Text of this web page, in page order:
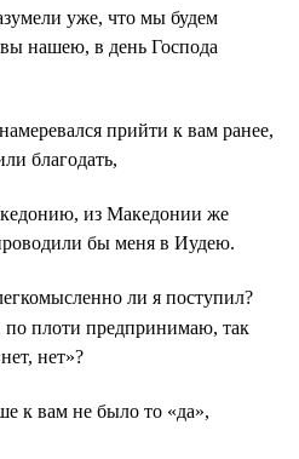
уже, что мы будем
нашею, в день Господа
прийти к вам ранее,
благодать,
из Македонии же
бы меня в Иудею.
ли я поступил?
плоти предпринимаю, так
нет»?
к вам не было то «да»,